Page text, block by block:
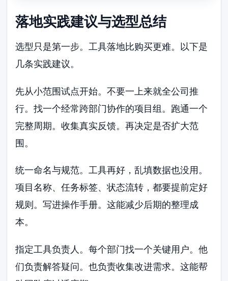
落地实践建议与选型总结
选型只是第一步。工具落地比购买更难。以下是
几条实践建议。
先从小范围试点开始。不要一上来就全公司推
行。找一个经常跨部门协作的项目组。跑通一个
完整周期。收集真实反馈。再决定是否扩大范
围。
统一命名与规范。工具再好，乱填数据也没用。
项目名称、任务标签、状态流转，都要提前定好
规则。写进操作手册。这能减少后期的整理成
本。
指定工具负责人。每个部门找一个关键用户。他
们负责解答疑问。也负责收集改进需求。这能帮